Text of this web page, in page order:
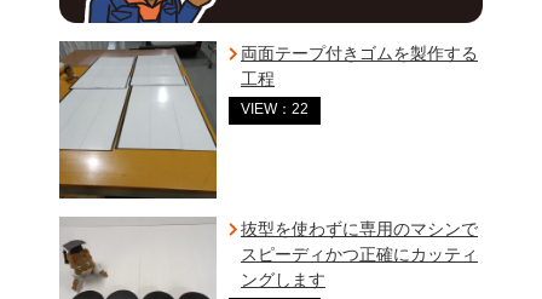
両面テープ付きゴムを製作する
工程
VIEW：22
抜型を使わずに専用のマシンで
スピーディかつ正確にカッティ
ングします